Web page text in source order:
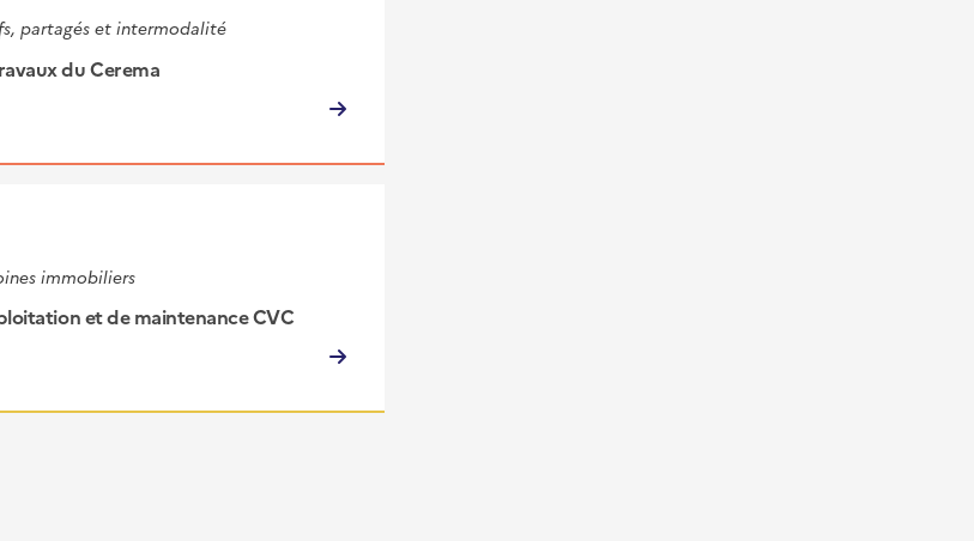
partagés et intermodalité
du Cerema
immobiliers
et de maintenance CVC